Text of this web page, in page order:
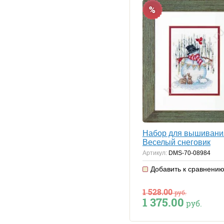
%
Набор для
Веселый снеговик
Артикул:DMS-70-08984
Добавить к сравнению
1 528.00руб.
1 375.00 руб.